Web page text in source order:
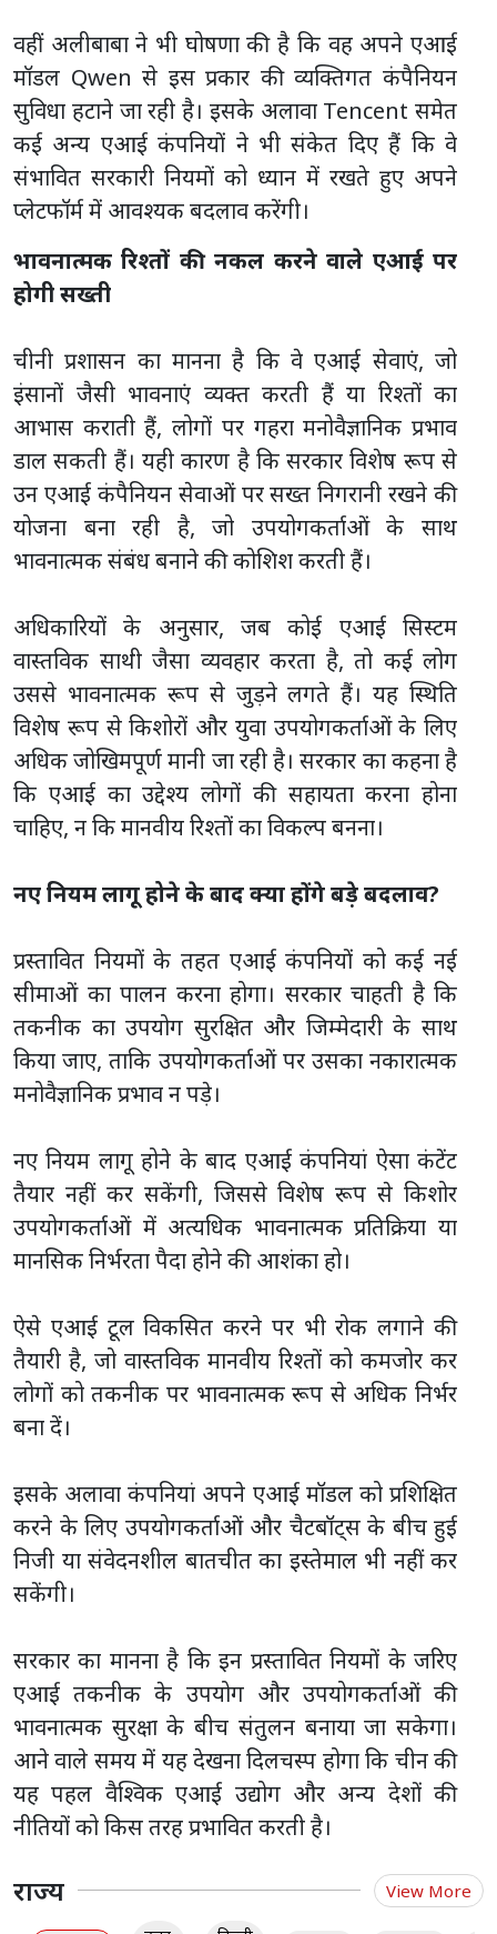
वहीं अलीबाबा ने भी घोषणा की है कि वह अपने एआई
मॉडल Qwen से इस प्रकार की व्यक्तिगत कंपैनियन
सुविधा हटाने जा रही है। इसके अलावा Tencent समेत
कई अन्य एआई कंपनियों ने भी संकेत दिए हैं कि वे
संभावित सरकारी नियमों को ध्यान में रखते हुए अपने
प्लेटफॉर्म में आवश्यक बदलाव करेंगी।
भावनात्मक रिश्तों की नकल करने वाले एआई पर
होगी सख्ती
चीनी प्रशासन का मानना है कि वे एआई सेवाएं, जो
इंसानों जैसी भावनाएं व्यक्त करती हैं या रिश्तों का
आभास कराती हैं, लोगों पर गहरा मनोवैज्ञानिक प्रभाव
डाल सकती हैं। यही कारण है कि सरकार विशेष रूप से
उन एआई कंपैनियन सेवाओं पर सख्त निगरानी रखने की
योजना बना रही है, जो उपयोगकर्ताओं के साथ
भावनात्मक संबंध बनाने की कोशिश करती हैं।
अधिकारियों के अनुसार, जब कोई एआई सिस्टम
वास्तविक साथी जैसा व्यवहार करता है, तो कई लोग
उससे भावनात्मक रूप से जुड़ने लगते हैं। यह स्थिति
विशेष रूप से किशोरों और युवा उपयोगकर्ताओं के लिए
अधिक जोखिमपूर्ण मानी जा रही है। सरकार का कहना है
कि एआई का उद्देश्य लोगों की सहायता करना होना
चाहिए, न कि मानवीय रिश्तों का विकल्प बनना।
नए नियम लागू होने के बाद क्या होंगे बड़े बदलाव?
प्रस्तावित नियमों के तहत एआई कंपनियों को कई नई
सीमाओं का पालन करना होगा। सरकार चाहती है कि
तकनीक का उपयोग सुरक्षित और जिम्मेदारी के साथ
किया जाए, ताकि उपयोगकर्ताओं पर उसका नकारात्मक
मनोवैज्ञानिक प्रभाव न पड़े।
नए नियम लागू होने के बाद एआई कंपनियां ऐसा कंटेंट
तैयार नहीं कर सकेंगी, जिससे विशेष रूप से किशोर
उपयोगकर्ताओं में अत्यधिक भावनात्मक प्रतिक्रिया या
मानसिक निर्भरता पैदा होने की आशंका हो।
ऐसे एआई टूल विकसित करने पर भी रोक लगाने की
तैयारी है, जो वास्तविक मानवीय रिश्तों को कमजोर कर
लोगों को तकनीक पर भावनात्मक रूप से अधिक निर्भर
बना दें।
इसके अलावा कंपनियां अपने एआई मॉडल को प्रशिक्षित
करने के लिए उपयोगकर्ताओं और चैटबॉट्स के बीच हुई
निजी या संवेदनशील बातचीत का इस्तेमाल भी नहीं कर
सकेंगी।
सरकार का मानना है कि इन प्रस्तावित नियमों के जरिए
एआई तकनीक के उपयोग और उपयोगकर्ताओं की
भावनात्मक सुरक्षा के बीच संतुलन बनाया जा सकेगा।
आने वाले समय में यह देखना दिलचस्प होगा कि चीन की
यह पहल वैश्विक एआई उद्योग और अन्य देशों की
नीतियों को किस तरह प्रभावित करती है।
राज्य View More